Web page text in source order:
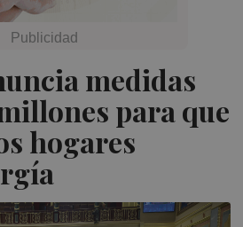
medidas
para que
hogares